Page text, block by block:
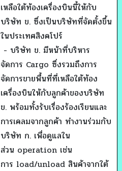
เหลือใต้ท้องเครื่องบินนี้ให้กับ
บริษัท ข. ซึ่งเป็นบริษัทที่จัดตั้งขึ้น
ในประเทศสิงคโปร์
- บริษัท ข. มีหน้าที่บริหาร
จัดการ Cargo ซึ่งรวมถึงการ
จัดการขายพื้นที่ที่เหลือใต้ท้อง
เครื่องบินให้กับลูกค้าของบริษัท
ข. พร้อมทั้งรับเรื่องร้องเรียนและ
การเคลมจากลูกค้า ทำงานร่วมกับ
บริษัท ก. เพื่อดูแลใน
ส่วน operation เช่น
การ load/unload สินค้าจากใต้